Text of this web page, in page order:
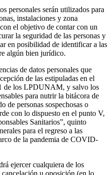
personales serán utilizados para
instalaciones y zona
el objetivo de contar con un
la seguridad de las personas y
en posibilidad de identificar a las
algún bien jurídico.
de datos personales que
de las estipuladas en el
de los LPDUNAM, y salvo los
para nutrir la bitácora de
de personas sospechosas o
con lo dispuesto en el punto V,
Sanitarios”, quinto
para el regreso a las
de la pandemia de COVID-
ejercer cualquiera de los